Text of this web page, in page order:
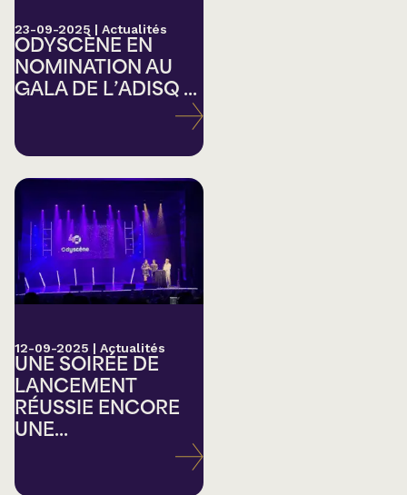
23-09-2025 | Actualités
ODYSCÈNE EN
NOMINATION AU
GALA DE L’ADISQ ...
12-09-2025 | Actualités
UNE SOIRÉE DE
LANCEMENT
RÉUSSIE ENCORE
UNE...